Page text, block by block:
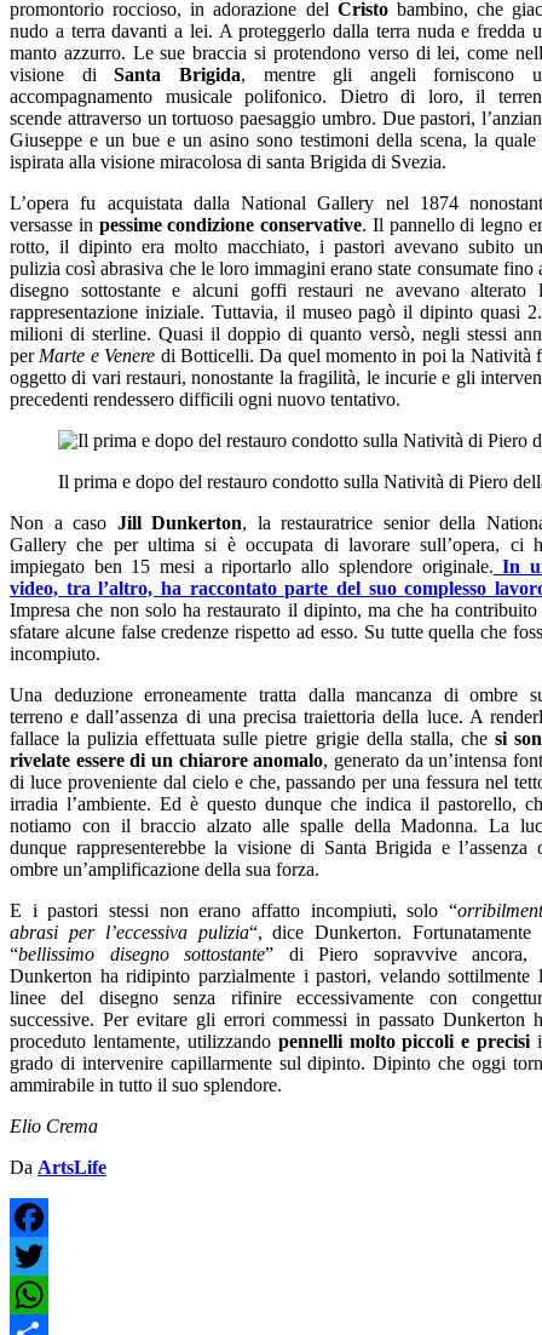
promontorio roccioso, in adorazione del Cristobambino, che
nudo a terra davanti a lei. A proteggerlo dalla terra nuda e fredda
manto azzurro. Le sue braccia si protendono verso di lei, come
visione diSanta Brigida, mentre gli angeli forniscono
accompagnamento musicale polifonico. Dietro di loro, il
scende attraverso un tortuoso paesaggio umbro. Due pastori,
Giuseppe e un bue e un asino sono testimoni della scena, la quale
ispirata alla visione miracolosa di santa Brigida di Svezia.
L’opera fu acquistata dalla National Gallery nel 1874
versasse in pessime condizione conservative. Il pannello di legno
rotto, il dipinto era molto macchiato, i pastori avevano subito
pulizia così abrasiva che le loro immagini erano state consumate fino
disegno sottostante e alcuni goffi restauri ne avevano alterato
rappresentazione iniziale. Tuttavia, il museo pagò il dipinto quasi
milioni di sterline. Quasi il doppio di quanto versò, negli stessi
perMarte e Venere di Botticelli. Da quel momento in poi la Natività
oggetto di vari restauri, nonostante la fragilità, le incurie e gli
precedenti rendessero difficili ogni nuovo tentativo.
Il prima e dopo del restauro condotto sulla Natività di Piero
Non a caso Jill Dunkerton, la restauratrice senior della
Gallery che per ultima si è occupata di lavorare sull’opera, ci
impiegato ben 15 mesi a riportarlo allo splendore originale. In
video, tra l’altro, ha raccontato parte del suo complesso
Impresa che non solo ha restaurato il dipinto, ma che ha contribuito
sfatare alcune false credenze rispetto ad esso. Su tutte quella che
incompiuto.
Una deduzione erroneamente tratta dalla mancanza di ombre
terreno e dall’assenza di una precisa traiettoria della luce. A
fallace la pulizia effettuata sulle pietre grigie della stalla, che si
rivelate essere di un chiarore anomalo, generato da un’intensa
di luce proveniente dal cielo e che, passando per una fessura nel
irradia l’ambiente. Ed è questo dunque che indica il pastorello,
notiamo con il braccio alzato alle spalle della Madonna. La
dunque rappresenterebbe la visione di Santa Brigida e l’assenza
ombre un’amplificazione della sua forza.
E i pastori stessi non erano affatto incompiuti, solo “
abrasi per l’eccessiva pulizia“, ​​dice Dunkerton. Fortunatamente
“bellissimo disegno sottostante” di Piero sopravvive ancora,
Dunkerton ha ridipinto parzialmente i pastori, velando sottilmente
linee del disegno senza rifinire eccessivamente con
successive. Per evitare gli errori commessi in passato Dunkerton
proceduto lentamente, utilizzandopennelli molto piccoli e precisi
grado di intervenire capillarmente sul dipinto. Dipinto che oggi
ammirabile in tutto il suo splendore.
Elio Crema
Da ArtsLife
Facebook
Twitter